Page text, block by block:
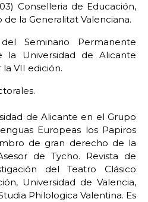
Conselleria de Educación,
la Generalitat Valenciana.
Seminario Permanente
la Universidad de Alicante
VII edición.
de Alicante en el Grupo
Europeas los Papiros
de gran derecho de la
de Tycho. Revista de
del Teatro Clásico
Universidad de Valencia,
Philologica Valentina. Es